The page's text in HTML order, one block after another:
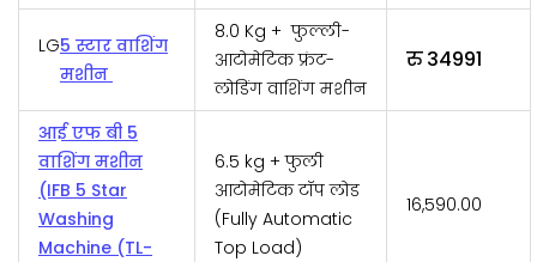
LG5 स्टार वाशिंग
मशीन
8.0 Kg + फुल्ली-
आटोमेटिक फ्रंट-
लोडिंग वाशिंग मशीन
रु 34991
आई एफ बी 5
वाशिंग मशीन
(IFB 5 Star
Washing
Machine (TL-
6.5 kg + फुली
आटोमेटिक टॉप लोड
(Fully Automatic
Top Load)
₹16,590.00